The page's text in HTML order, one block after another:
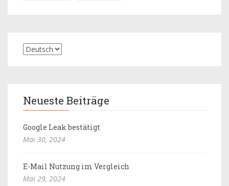
Neueste Beiträge
Google Leak bestätigt
Mai 30, 2024
E-Mail Nutzung im Vergleich
Mai 29, 2024